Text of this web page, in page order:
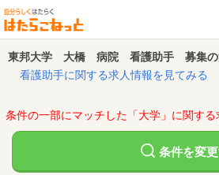
東邦大学 大橋 病院 看護助手 募集の
看護助手に関する求人情報を見てみる
条件の一部にマッチした「大学」に関する
条件を変